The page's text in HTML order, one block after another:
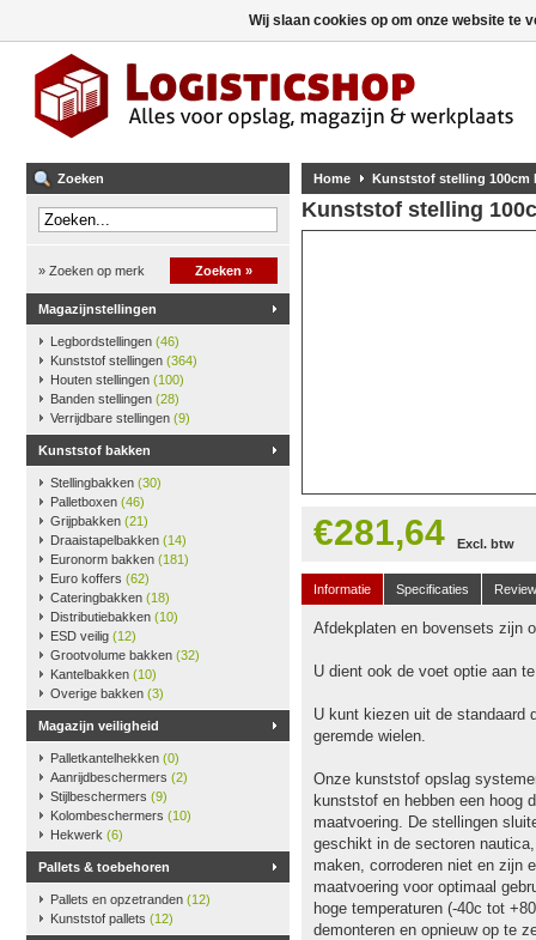
Zoeken
» Zoeken op merk Zoeken »
Magazijnstellingen
Legbordstellingen (46)
Kunststof stellingen (364)
Houten stellingen (100)
Banden stellingen (28)
Verrijdbare stellingen (9)
Kunststof bakken
Stellingbakken (30)
Palletboxen (46)
Grijpbakken (21)
Draaistapelbakken (14)
Euronorm bakken (181)
Euro koffers (62)
Cateringbakken (18)
Distributiebakken (10)
ESD veilig (12)
Grootvolume bakken (32)
Kantelbakken (10)
Overige bakken (3)
Magazijn veiligheid
Palletkantelhekken (0)
Aanrijdbeschermers (2)
Stijlbeschermers (9)
Kolombeschermers (10)
Hekwerk (6)
Pallets & toebehoren
Pallets en opzetranden (12)
Kunststof pallets (12)
Home Kunststof stelling 100cm
Kunststof stelling
€281,64 Excl. btw
Informatie Specificaties
Afdekplaten en bovensets zijn
U dient ook de voet optie aan
U kunt kiezen uit de standaard
geremde wielen.
Onze kunststof opslag
kunststof en hebben een hoog
maatvoering. De stellingen
geschikt in de sectoren
maken, corroderen niet en zijn
maatvoering voor optimaal
hoge temperaturen (-40c tot
demonteren en opnieuw op te
Wij slaan cookies op om onze website te